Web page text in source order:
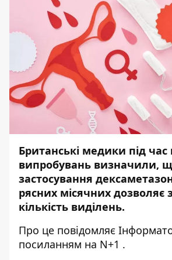
Британські медики під час
випробувань визначили,
застосування
рясних місячних
кількість виділень.
Про це повідомляє
посиланням на N+1 .